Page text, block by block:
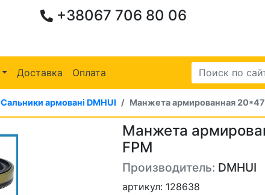
+38067 706 80 06
Доставка Оплата
Сальники армовані DMHUI Манжета армированная
Манжета
FPM
Производитель: DMHUI
артикул: 128638